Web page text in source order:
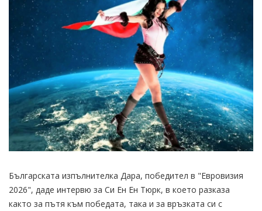
Българската изпълнителка Дара, победител в "Евровизия
2026", даде интервю за Си Ен Ен Тюрк, в което разказа
както за пътя към победата, така и за връзката си с